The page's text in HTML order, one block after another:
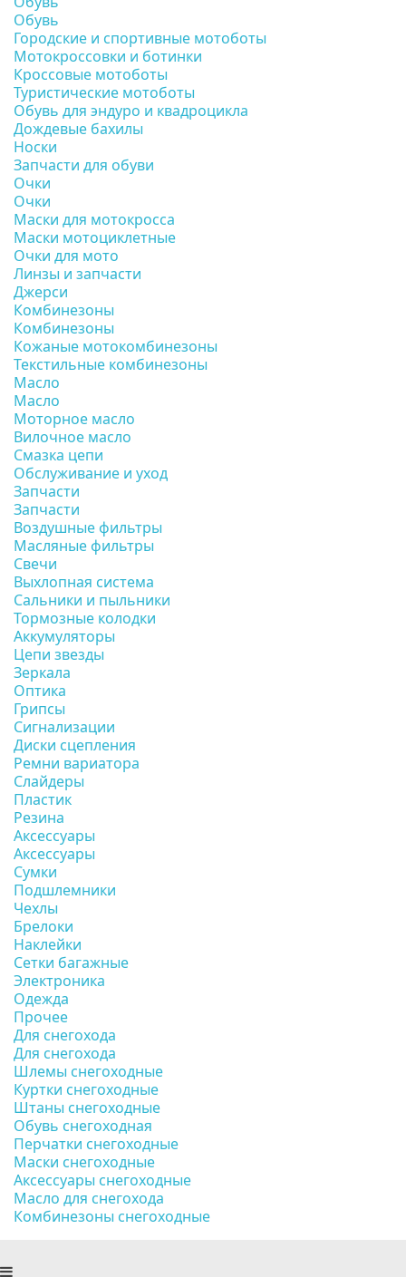
Обувь
Городские и спортивные мотоботы
Мотокроссовки и ботинки
Кроссовые мотоботы
Туристические мотоботы
Обувь для эндуро и квадроцикла
Дождевые бахилы
Носки
Запчасти для обуви
Очки
Очки
Маски для мотокросса
Маски мотоциклетные
Очки для мото
Линзы и запчасти
Джерси
Комбинезоны
Комбинезоны
Кожаные мотокомбинезоны
Текстильные комбинезоны
Масло
Масло
Моторное масло
Вилочное масло
Смазка цепи
Обслуживание и уход
Запчасти
Запчасти
Воздушные фильтры
Масляные фильтры
Свечи
Выхлопная система
Сальники и пыльники
Тормозные колодки
Аккумуляторы
Цепи звезды
Зеркала
Оптика
Грипсы
Сигнализации
Диски сцепления
Ремни вариатора
Слайдеры
Пластик
Резина
Аксессуары
Аксессуары
Сумки
Подшлемники
Чехлы
Брелоки
Наклейки
Сетки багажные
Электроника
Одежда
Прочее
Для снегохода
Для снегохода
Шлемы снегоходные
Куртки снегоходные
Штаны снегоходные
Обувь снегоходная
Перчатки снегоходные
Маски снегоходные
Аксессуары снегоходные
Масло для снегохода
Комбинезоны снегоходные